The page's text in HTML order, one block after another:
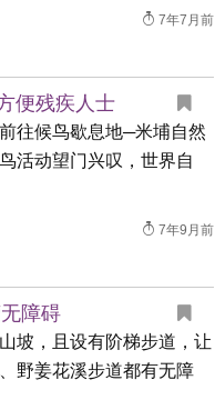
7年7月前
便残疾人士
往候鸟歇息地─米埔自然
活动望门兴叹，世界自
7年9月前
障碍
坡，且设有阶梯步道，让
野姜花溪步道都有无障